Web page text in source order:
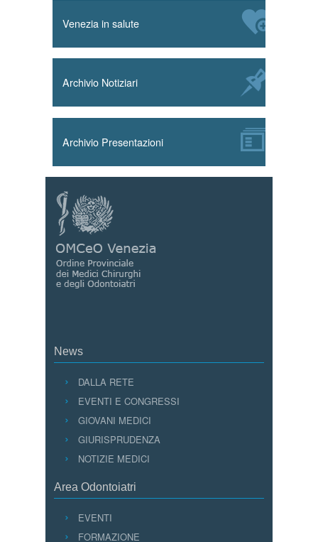
Venezia in salute
Archivio Notiziari
Archivio Presentazioni
News
DALLA RETE
EVENTI E CONGRESSI
GIOVANI MEDICI
GIURISPRUDENZA
NOTIZIE MEDICI
Area Odontoiatri
EVENTI
FORMAZIONE